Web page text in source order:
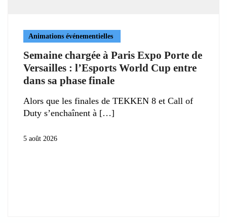
Animations événementielles
Semaine chargée à Paris Expo Porte de
Versailles : l’Esports World Cup entre
dans sa phase finale
Alors que les finales de TEKKEN 8 et Call of
Duty s’enchaînent à
5 août 2026